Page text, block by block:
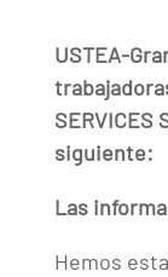
USTEA-
siguiente:
Las
Hemos